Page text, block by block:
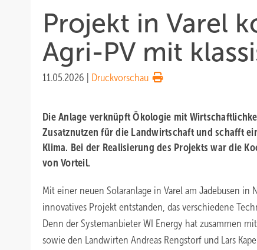
Projekt in Varel
Agri-PV mit
11.05.2026 Druckvorschau
Die Anlage verknüpft Ökologie mit
Zusatznutzen für die Landwirtschaft und schafft
Klima. Bei der Realisierung des Projekts war die
von Vorteil.
Mit einer neuen Solaranlage in Varel am Jadebusen in
innovatives Projekt entstanden, das verschiedene
Denn der Systemanbieter WI Energy hat zusammen
sowie den Landwirten Andreas Rengstorf und Lars